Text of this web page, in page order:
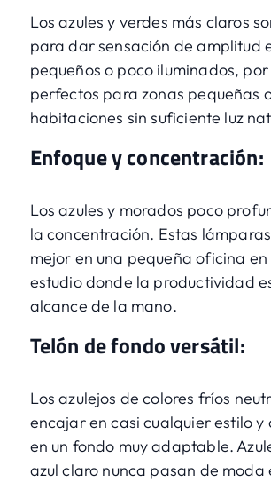
Los azules y verdes más claros
para dar sensación de amplitud
pequeños o poco iluminados, por
perfectos para zonas pequeñas
habitaciones sin suficiente luz
Enfoque y concentración:
Los azules y morados poco
la concentración. Estas
mejor en una pequeña oficina en
estudio donde la productividad
alcance de la mano.
Telón de fondo versátil:
Los azulejos de colores fríos
encajar en casi cualquier estilo y
en un fondo muy adaptable.
azul claro nunca pasan de moda